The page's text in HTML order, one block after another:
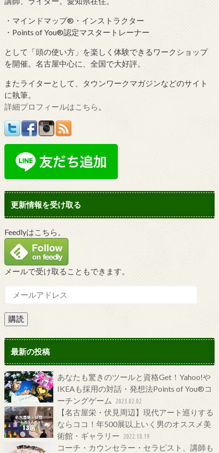
・マインドマップ®・インストラクター
・Points of You®認定マスタートレーナー
として「頭の使い方」を楽しく体験できるワークショップ
を開催。名古屋中心に、全国で大好評。
またライターとして、タウンワークマガジンなどのサイト
に執筆。
詳細プロフィールはこちら
更新情報を受け取る
Feedlyはこちら。
メールで受け取ることもできます。
購読
最新の投稿
あなたも驚きのツールと資格Get！Yahoo!や
IKEAも採用の対話・発想法Points of You®コ
ーチングゲーム
2023.02.02
【名古屋栄・伏見周辺】現代アート巡りする
ならココ！年500展以上いく男のオススメ美
術館・ギャラリー 2022.10.19
コーチ・カウンセラー・セラピスト、講師も